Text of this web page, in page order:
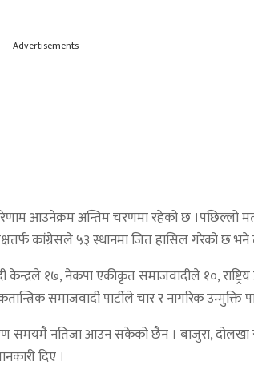
Advertisements
आउनेक्रम अन्तिम चरणमा रहेको छ ।पछिल्लो
कांग्रेसले ५३ स्थानमा जित हासिल गरेको छ
नेकपा एकीकृत समाजवादीले १०, राष्ट्रिय
समाजवादी पार्टीले चार र नागरिक उन्मुक्ति
समयमै नतिजा आउन सकेको छैन । बाजुरा,
दिए ।